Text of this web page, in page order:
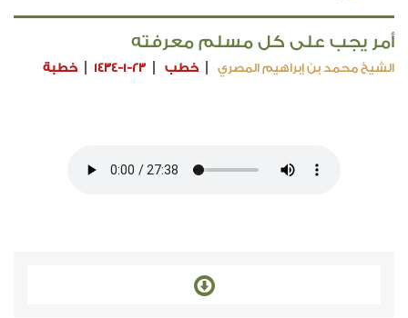
أمر يجب على كل مسلم معرفته
الشيخ محمد بن إبراهيم المصري خطب 1434-1-23 خطبة